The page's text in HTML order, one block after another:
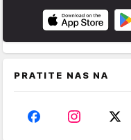
PRATITE NAS NA